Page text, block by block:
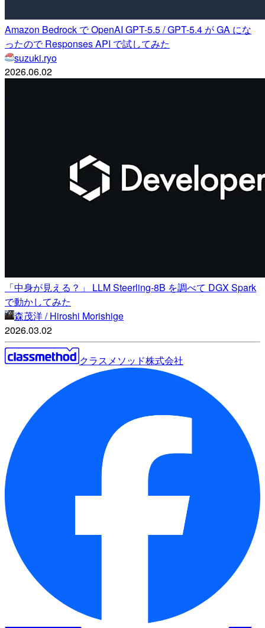
Amazon Bedrock で OpenAI GPT-5.5 / GPT-5.4 が GA にな
ったので Responses API で試してみた
suzuki.ryo
2026.06.02
「中身が見える？」 LLM Steerling-8B を調べて DGX Spark
で動かしてみた
森茂洋 / Hiroshi Morishige
2026.03.02
クラスメソッド株式会社